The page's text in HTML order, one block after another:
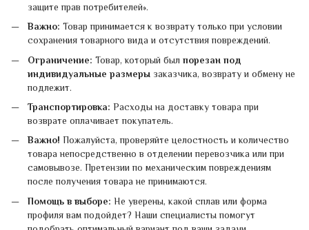
защите прав потребителей».
Важно: Товар принимается к возврату только при условии
сохранения товарного вида и отсутствия повреждений.
Ограничение: Товар, который был порезан под
индивидуальные размеры заказчика, возврату и обмену не
подлежит.
Транспортировка: Расходы на доставку товара при
возврате оплачивает покупатель.
Важно! Пожалуйста, проверяйте целостность и количество
товара непосредственно в отделении перевозчика или при
самовывозе. Претензии по механическим повреждениям
после получения товара не принимаются.
Помощь в выборе: Не уверены, какой сплав или форма
профиля вам подойдет? Наши специалисты помогут